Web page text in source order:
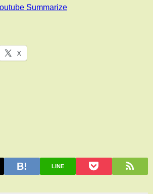
Summarize
X
LINE